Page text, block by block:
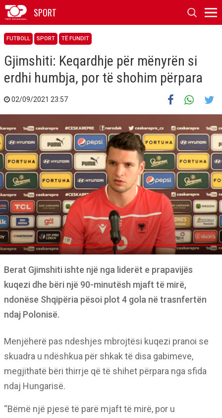
SPORT
FUTBOLL SPORT TË FUNDIT
Gjimshiti: Keqardhje për mënyrën si
erdhi humbja, por të shohim përpara
02/09/2021 23:57
Berat Gjimshiti ishte një nga liderët e prapavijës
kuqezi dhe bëri një 90-minutësh mjaft të mirë,
ndonëse Shqipëria pësoi plot 4 gola në trasnfertën
ndaj Polonisë.
Menjëherë pas ndeshjes mbrojtësi kuqezi pranoi se
skuadra u ndëshkua për shkak të disa gabimeve,
megjithatë bëri thirrje që të shihet përpara nga sfida
ndaj Hungarisë.
“Bëmë një pjesë të parë mjaft të mirë, por u